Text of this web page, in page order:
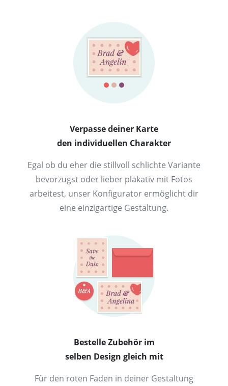
Verpasse deiner Karte
den individuellen Charakter
Egal ob du eher die stillvoll schlichte Variante
bevorzugst oder lieber plakativ mit Fotos
arbeitest, unser Konfigurator ermöglicht dir
eine einzigartige Gestaltung.
Bestelle Zubehör im
selben Design gleich mit
Für den roten Faden in deiner Gestaltung